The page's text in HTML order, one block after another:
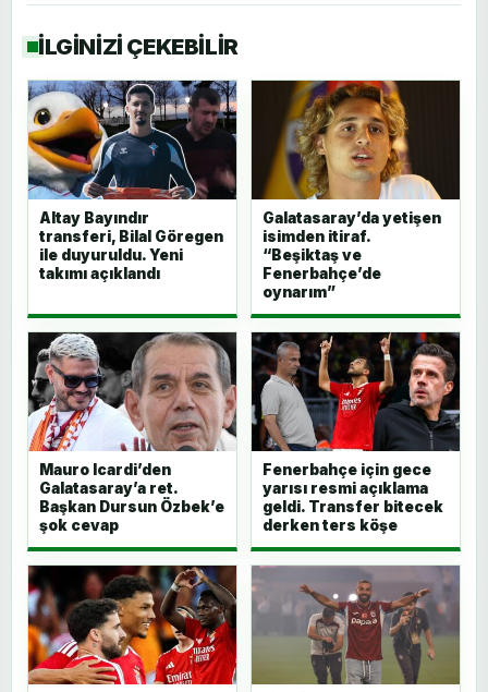
İLGİNİZİ ÇEKEBİLİR
Altay Bayındır
transferi, Bilal Göregen
ile duyuruldu. Yeni
takımı açıklandı
Galatasaray’da yetişen
isimden itiraf.
“Beşiktaş ve
Fenerbahçe’de
oynarım”
Mauro Icardi’den
Galatasaray’a ret.
Başkan Dursun Özbek’e
şok cevap
Fenerbahçe için gece
yarısı resmi açıklama
geldi. Transfer bitecek
derken ters köşe